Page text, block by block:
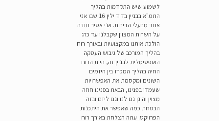
לשמוע שיש התקדמות בהליך
התמ"א בבניין בדוד ילין 16 שבו אני
אחד מבעלי הדירות. אני אסיר תודה
על השרות המצוין שקבלנו עד כה:
הולכת אותנו במקצועיות ובאורך רוח
בהליך המורכב של גיבוש העסקה
האופטימלית לבניין זה, היית הרוח
החיה בהליך המכרז בין היזמים
השונים ומקסמת את האפשרויות
שעמדו בפנינו, הבאת בפנינו חוזה
מצוין והוגן גם לנו וגם ליזם ובזה
הבטחת כמה שאפשר את היתכנות
הפרויקט. עתה הצלחת באורך רוח